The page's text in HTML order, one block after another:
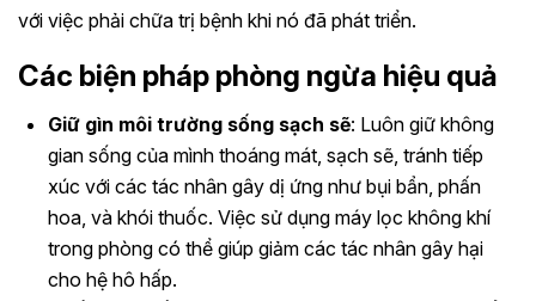
với việc phải chữa trị bệnh khi nó đã phát triển.
Các biện pháp phòng ngừa hiệu quả
Giữ gìn môi trường sống sạch sẽ: Luôn giữ không
gian sống của mình thoáng mát, sạch sẽ, tránh tiếp
xúc với các tác nhân gây dị ứng như bụi bẩn, phấn
hoa, và khói thuốc. Việc sử dụng máy lọc không khí
trong phòng có thể giúp giảm các tác nhân gây hại
cho hệ hô hấp.